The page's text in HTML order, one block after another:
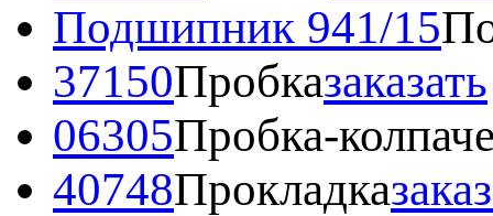
Подшипник 941/15
37150Пробказаказать
06305Пробка-
40748Прокладка